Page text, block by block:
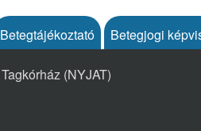
Betegtájékoztató Betegjogi
(NYJAT)